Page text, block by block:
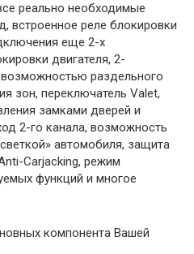
реально необходимые
встроенное реле блокировки
еще 2-х
двигателя, 2-
раздельного
зон, переключатель Valet,
замками дверей и
2-го канала, возможность
автомобиля, защита
Carjacking, режим
функций и многое
компонента Вашей